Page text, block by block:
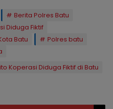
Berita Polres Batu
Diduga Fiktif
Batu
Polres batu
Koperasi Diduga Fiktif di Batu